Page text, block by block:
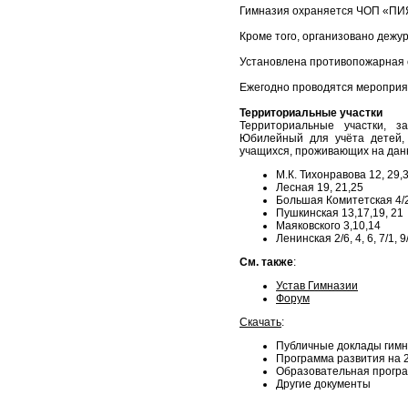
Гимназия охраняется ЧОП
Кроме того, организовано
Установлена противопожарная
Ежегодно проводятся
Территориальные участки
Территориальные участки,
Юбилейный для учёта
учащихся, проживающих на
М.К. Тихонравова 12,
Лесная 19, 21,25
Большая Комитетская
Пушкинская 13,17,19, 21
Маяковского 3,10,14
Ленинская 2/6, 4, 6, 7/1,
См. также:
Устав Гимназии
Форум
Скачать:
Публичные доклады
Программа развития на
Образовательная
Другие документы